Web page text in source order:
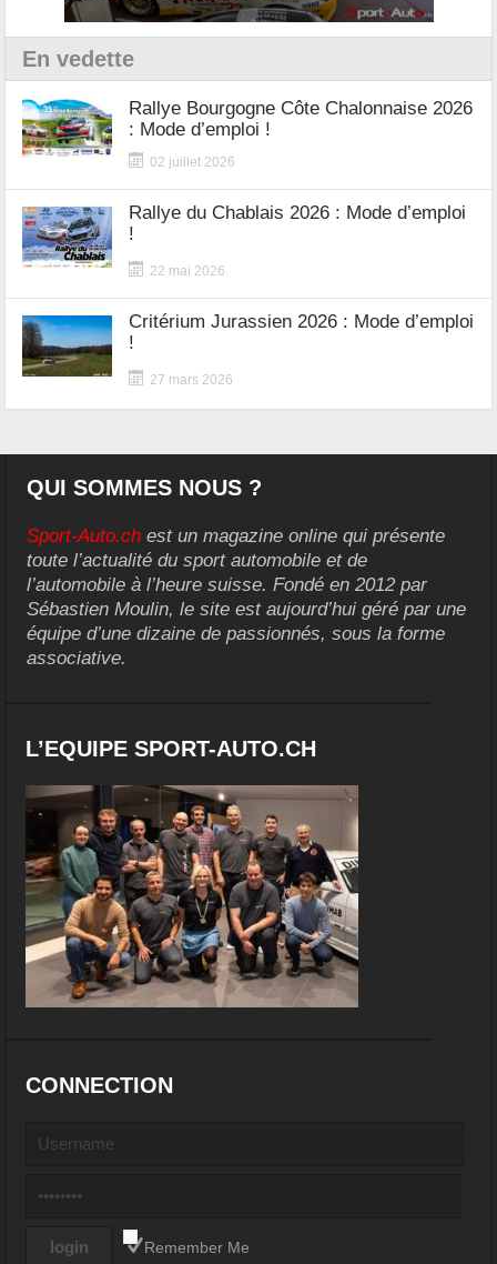
En vedette
Rallye Bourgogne Côte Chalonnaise 2026
: Mode d’emploi !
02 juillet 2026
Rallye du Chablais 2026 : Mode d’emploi
!
22 mai 2026
Critérium Jurassien 2026 : Mode d’emploi
!
27 mars 2026
QUI SOMMES NOUS ?
Sport-Auto.ch est un magazine online qui présente
toute l’actualité du sport automobile et de
l’automobile à l’heure suisse. Fondé en 2012 par
Sébastien Moulin, le site est aujourd’hui géré par une
équipe d’une dizaine de passionnés, sous la forme
associative.
L’EQUIPE SPORT-AUTO.CH
CONNECTION
Remember Me